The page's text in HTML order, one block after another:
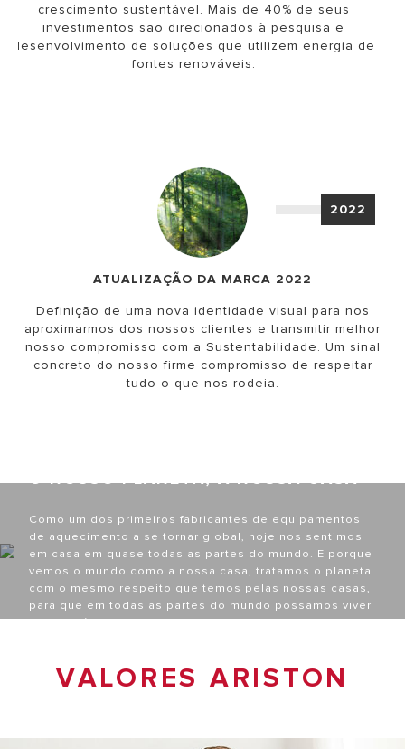
crescimento sustentável. Mais de 40% de seus
investimentos são direcionados à pesquisa e
desenvolvimento de soluções que utilizem energia de
fontes renováveis.
2022
ATUALIZAÇÃO DA MARCA 2022
Definição de uma nova identidade visual para nos
aproximarmos dos nossos clientes e transmitir melhor
nosso compromisso com a Sustentabilidade. Um sinal
concreto do nosso firme compromisso de respeitar
tudo o que nos rodeia.
Como um dos primeiros fabricantes de equipamentos
de aquecimento a se tornar global, hoje nos sentimos
em casa em quase todas as partes do mundo. E porque
vemos o mundo como a nossa casa, tratamos o planeta
com o mesmo respeito que temos pelas nossas casas,
para que em todas as partes do mundo possamos viver
com o máximo conforto.
VALORES ARISTON